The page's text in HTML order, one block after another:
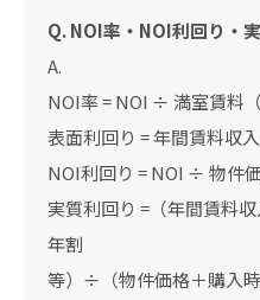
Q. NOI率・NOI利回り・
A.
NOI率 = NOI ÷ 満室賃料
表面利回り = 年間賃料収
NOI利回り = NOI ÷ 物件
実質利回り =（年間賃料
年割
等）÷（物件価格＋購入